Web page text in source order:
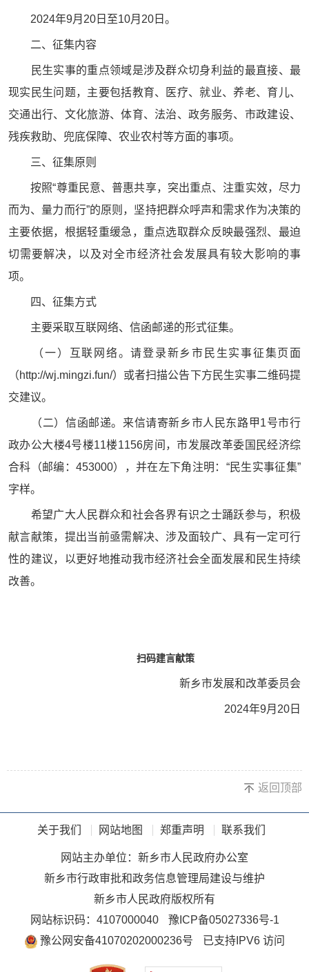
2024年9月20日至10月20日。
二、征集内容
民生实事的重点领域是涉及群众切身利益的最直接、最
现实民生问题，主要包括教育、医疗、就业、养老、育儿、
交通出行、文化旅游、体育、法治、政务服务、市政建设、
残疾救助、兜底保障、农业农村等方面的事项。
三、征集原则
按照“尊重民意、普惠共享，突出重点、注重实效，尽力
而为、量力而行”的原则，坚持把群众呼声和需求作为决策的
主要依据，根据轻重缓急，重点选取群众反映最强烈、最迫
切需要解决，以及对全市经济社会发展具有较大影响的事
项。
四、征集方式
主要采取互联网络、信函邮递的形式征集。
（一）互联网络。请登录新乡市民生实事征集页面
（http://wj.mingzi.fun/）或者扫描公告下方民生实事二维码提
交建议。
（二）信函邮递。来信请寄新乡市人民东路甲1号市行
政办公大楼4号楼11楼1156房间，市发展改革委国民经济综
合科（邮编：453000），并在左下角注明：“民生实事征集”
字样。
希望广大人民群众和社会各界有识之士踊跃参与，积极
献言献策，提出当前亟需解决、涉及面较广、具有一定可行
性的建议，以更好地推动我市经济社会全面发展和民生持续
改善。
扫码建言献策
新乡市发展和改革委员会
2024年9月20日
返回顶部
关于我们 网站地图 郑重声明 联系我们
网站主办单位：新乡市人民政府办公室
新乡市行政审批和政务信息管理局建设与维护
新乡市人民政府版权所有
网站标识码：4107000040
豫ICP备05027336号-1
豫公网安备41070202000236号
已支持IPV6 访问